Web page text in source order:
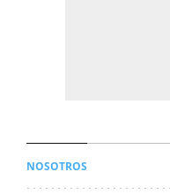
NOSOTROS